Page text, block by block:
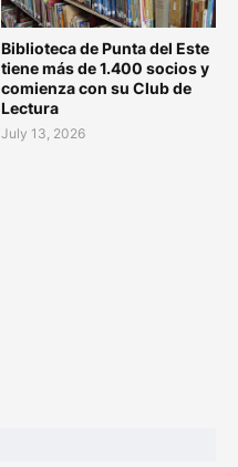
Biblioteca de Punta del Este
tiene más de 1.400 socios y
comienza con su Club de
Lectura
July 13, 2026